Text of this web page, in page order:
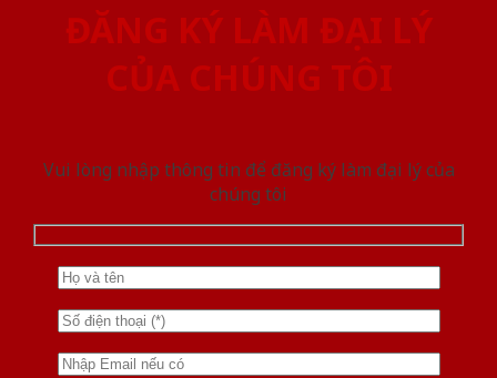
ĐĂNG KÝ LÀM ĐẠI LÝ
CỦA CHÚNG TÔI
Vui lòng nhập thông tin để đăng ký làm đại lý của
chúng tôi